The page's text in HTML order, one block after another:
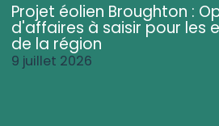
Projet éolien Broughton :
d'affaires à saisir pour les
de la région
9 juillet 2026